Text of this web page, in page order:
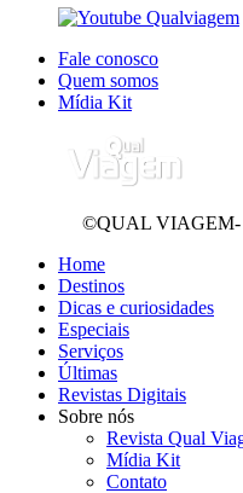
Fale conosco
Quem somos
Mídia Kit
©QUAL VIAGEM-
Home
Destinos
Dicas e curiosidades
Especiais
Serviços
Últimas
Revistas Digitais
Sobre nós
Revista Qual
Mídia Kit
Contato